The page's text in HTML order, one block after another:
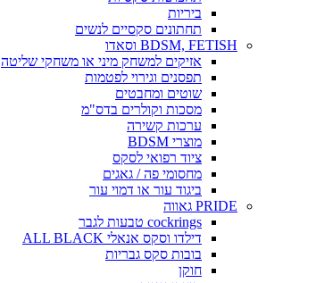
ביריות
תחתונים סקסיים לנשים
BDSM, FETISH וסאדו
אזיקים למשחק מיני או משחקי שליטה
תפסנים וגירוי לפטמות
שוטים ומחבטים
מסכות וקולרים בדס"מ
ערכות קשירה
מוצרי BDSM
ציוד רפואי לסקס
מחסומי פה / גאגים
ביגוד עור או דמוי עור
PRIDE גאווה
cockrings טבעות לגבר
דילדו וסקס אנאלי ALL BLACK
בובות סקס גבריות
חוקן